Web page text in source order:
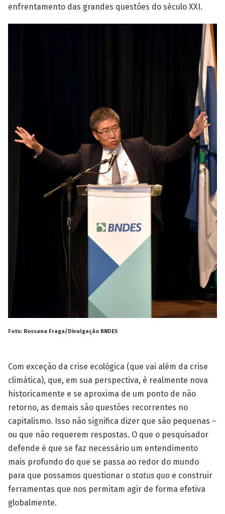
enfrentamento das grandes questões do século XXI.
Foto: Rossana Fraga/Divulgação BNDES
Com exceção da crise ecológica (que vai além da crise
climática), que, em sua perspectiva, é realmente nova
historicamente e se aproxima de um ponto de não
retorno, as demais são questões recorrentes no
capitalismo. Isso não significa dizer que são pequenas –
ou que não requerem respostas. O que o pesquisador
defende é que se faz necessário um entendimento
mais profundo do que se passa ao redor do mundo
para que possamos questionar o status quo e construir
ferramentas que nos permitam agir de forma efetiva
globalmente.